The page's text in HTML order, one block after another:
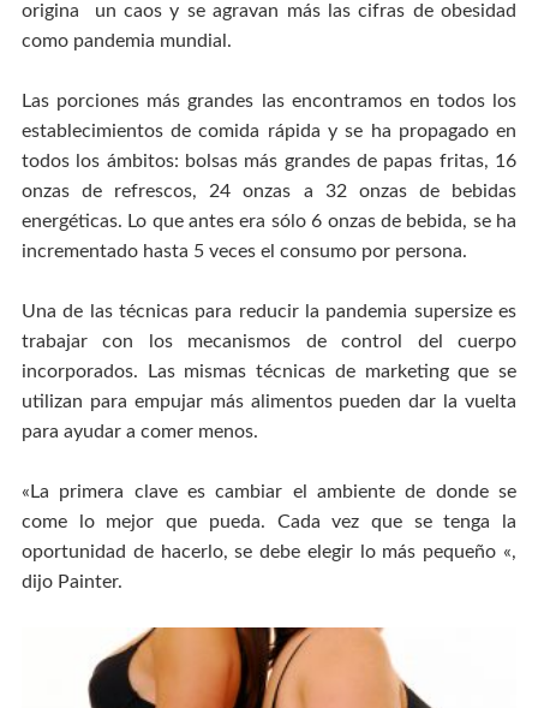
origina un caos y se agravan más las cifras de obesidad
como pandemia mundial.
Las porciones más grandes las encontramos en todos los
establecimientos de comida rápida y se ha propagado en
todos los ámbitos: bolsas más grandes de papas fritas, 16
onzas de refrescos, 24 onzas a 32 onzas de bebidas
energéticas. Lo que antes era sólo 6 onzas de bebida, se ha
incrementado hasta 5 veces el consumo por persona.
Una de las técnicas para reducir la pandemia supersize es
trabajar con los mecanismos de control del cuerpo
incorporados. Las mismas técnicas de marketing que se
utilizan para empujar más alimentos pueden dar la vuelta
para ayudar a comer menos.
«La primera clave es cambiar el ambiente de donde se
come lo mejor que pueda. Cada vez que se tenga la
oportunidad de hacerlo, se debe elegir lo más pequeño «,
dijo Painter.